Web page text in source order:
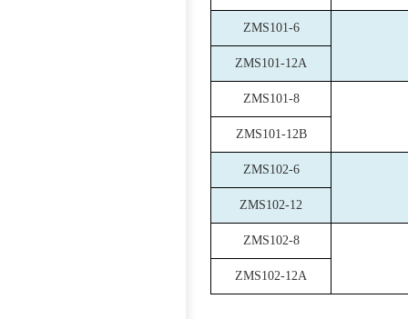
ZMS101-6
ZMS101-12A
ZMS101-8
ZMS101-12B
ZMS102-6
ZMS102-12
ZMS102-8
ZMS102-12A